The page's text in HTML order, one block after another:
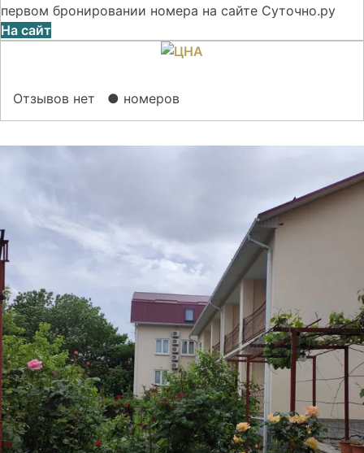
первом бронировании номера на сайте Суточно.ру
На сайт
Отзывов нет ● номеров